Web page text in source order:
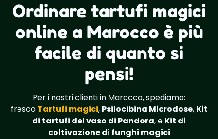
Ordinare tartufi magici
online a Marocco è più
facile di quanto si
pensi!
Per i nostri clienti in Marocco, spediamo:
fresco Tartufi magici, Psilocibina Microdose, Kit
di tartufi del vaso di Pandora, e Kit di
coltivazione di funghi magici